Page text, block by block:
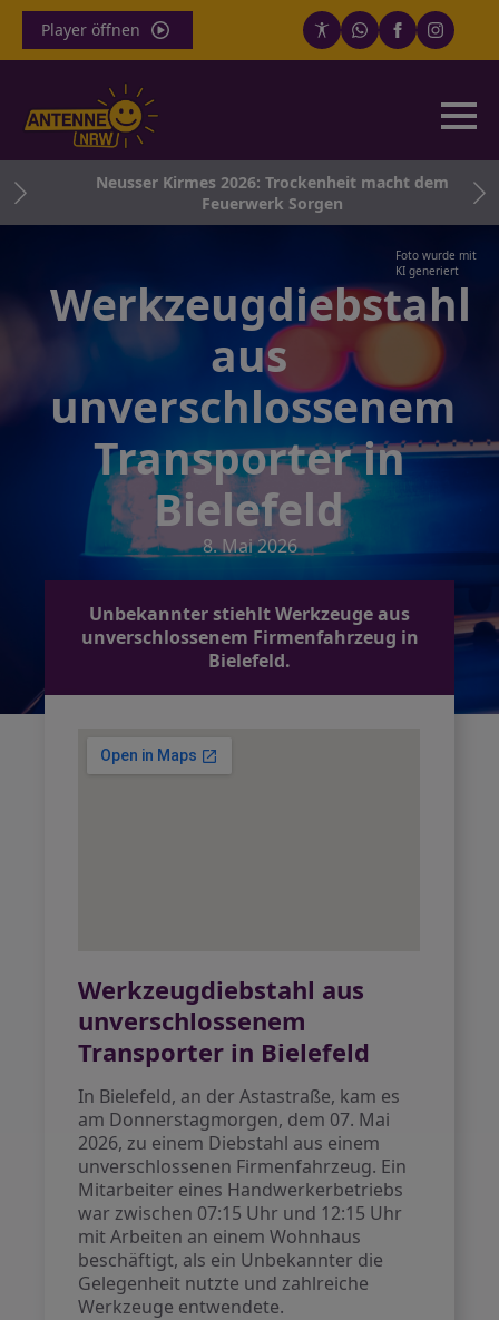
Player öffnen
Neusser Kirmes 2026: Trockenheit macht dem
Feuerwerk Sorgen
Foto wurde mit
KI generiert
Werkzeugdiebstahl
aus
unverschlossenem
Transporter in
Bielefeld
8. Mai 2026
Unbekannter stiehlt Werkzeuge aus
unverschlossenem Firmenfahrzeug in
Bielefeld.
Werkzeugdiebstahl aus
unverschlossenem
Transporter in Bielefeld
In Bielefeld, an der Astastraße, kam es
am Donnerstagmorgen, dem 07. Mai
2026, zu einem Diebstahl aus einem
unverschlossenen Firmenfahrzeug. Ein
Mitarbeiter eines Handwerkerbetriebs
war zwischen 07:15 Uhr und 12:15 Uhr
mit Arbeiten an einem Wohnhaus
beschäftigt, als ein Unbekannter die
Gelegenheit nutzte und zahlreiche
Werkzeuge entwendete.